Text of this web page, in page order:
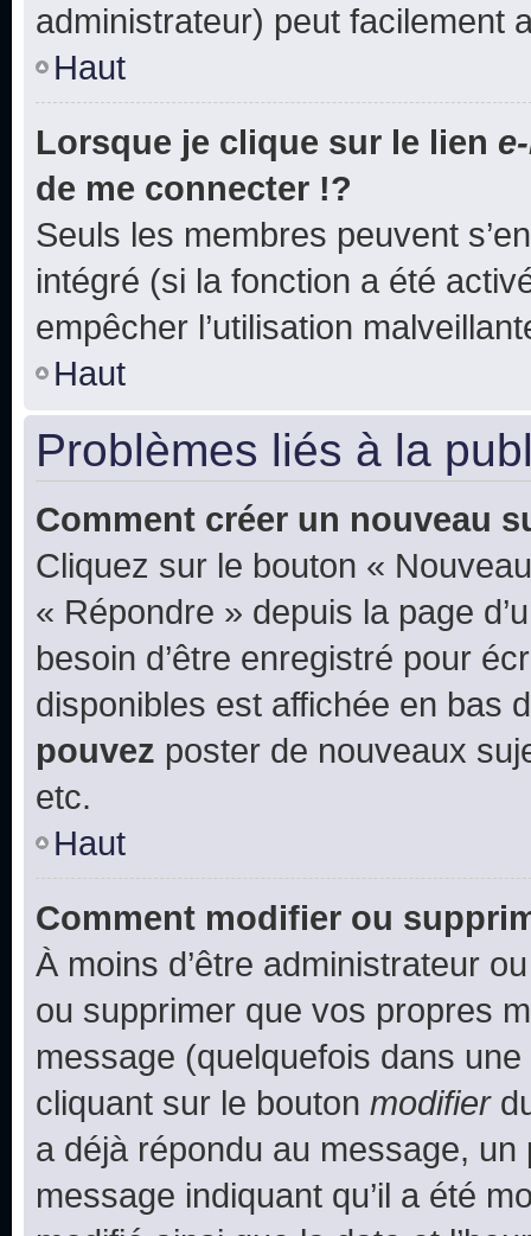
administrateur) peut facilement
Haut
Lorsque je clique sur le lien
de me connecter !?
Seuls les membres peuvent
intégré (si la fonction a été
empêcher l’utilisation
Haut
Problèmes liés à la
Comment créer un nouveau
Cliquez sur le bouton «
« Répondre » depuis la page
besoin d’être enregistré pour
disponibles est affichée en bas
pouvez poster de nouveaux
etc.
Haut
Comment modifier ou
À moins d’être administrateur
ou supprimer que vos propres
message (quelquefois dans
cliquant sur le bouton modifier
a déjà répondu au message, un
message indiquant qu’il a été